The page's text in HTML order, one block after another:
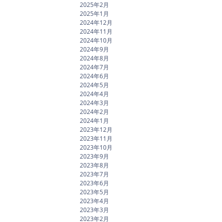
2025年2月
2025年1月
2024年12月
2024年11月
2024年10月
2024年9月
2024年8月
2024年7月
2024年6月
2024年5月
2024年4月
2024年3月
2024年2月
2024年1月
2023年12月
2023年11月
2023年10月
2023年9月
2023年8月
2023年7月
2023年6月
2023年5月
2023年4月
2023年3月
2023年2月